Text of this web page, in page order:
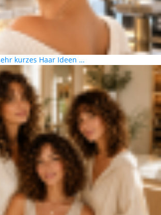
kurzes Haar Ideen …